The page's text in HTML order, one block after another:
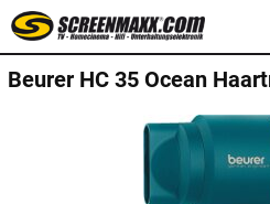
Beurer HC 35 Ocean